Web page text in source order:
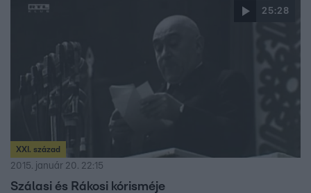
25:28
XXI. század
2015. január 20. 22:15
Szálasi és Rákosi kórisméje